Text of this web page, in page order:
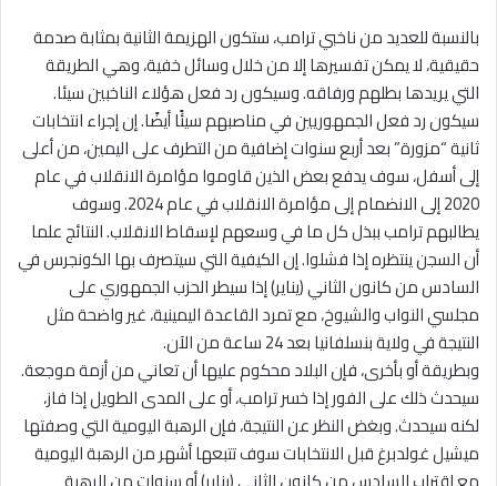
بالنسبة للعديد من ناخبي ترامب، ستكون الهزيمة الثانية بمثابة صدمة
حقيقية، لا يمكن تفسيرها إلا من خلال وسائل خفية، وهي الطريقة
التي يريدها بطلهم ورفاقه. وسيكون رد فعل هؤلاء الناخبين سيئا.
سيكون رد فعل الجمهوريين في مناصبهم سيئًا أيضًا. إن إجراء انتخابات
ثانية “مزورة” بعد أربع سنوات إضافية من التطرف على اليمين، من أعلى
إلى أسفل، سوف يدفع بعض الذين قاوموا مؤامرة الانقلاب في عام
2020 إلى الانضمام إلى مؤامرة الانقلاب في عام 2024. وسوف
يطالبهم ترامب ببذل كل ما في وسعهم لإسقاط الانقلاب. النتائج علما
أن السجن ينتظره إذا فشلوا. إن الكيفية التي سيتصرف بها الكونجرس في
السادس من كانون الثاني (يناير) إذا سيطر الحزب الجمهوري على
مجلسي النواب والشيوخ، مع تمرد القاعدة اليمينية، غير واضحة مثل
النتيجة في ولاية بنسلفانيا بعد 24 ساعة من الآن.
وبطريقة أو بأخرى، فإن البلاد محكوم عليها أن تعاني من أزمة موجعة.
سيحدث ذلك على الفور إذا خسر ترامب، أو على المدى الطويل إذا فاز،
لكنه سيحدث. وبغض النظر عن النتيجة، فإن الرهبة اليومية التي وصفتها
ميشيل غولدبرغ قبل الانتخابات سوف تتبعها أشهر من الرهبة اليومية